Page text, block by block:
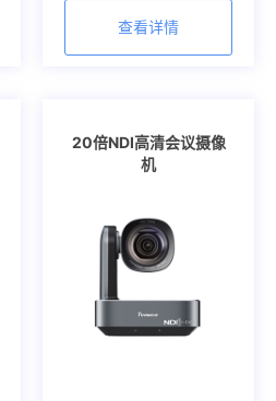
查看详情
20倍NDI高清会议摄像
机